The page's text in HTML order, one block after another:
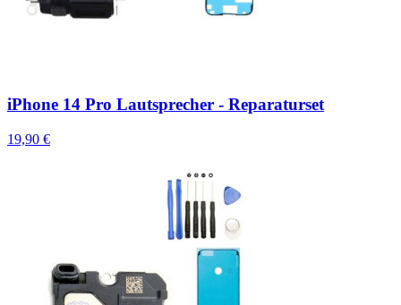
iPhone 14 Pro Lautsprecher - Reparaturset
19,90 €